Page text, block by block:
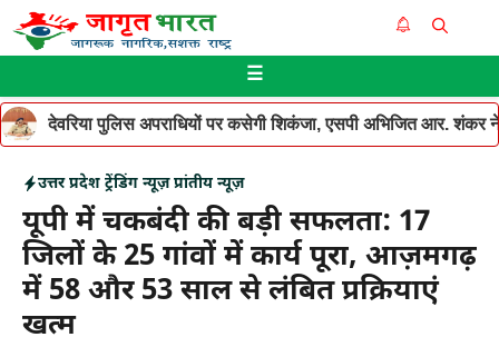
Skip
to
☰
देवरिया पुलिस अपराधियों पर कसेगी शिकंजा, एसपी अभिजित आर. शंकर ने
उत्तर प्रदेश ट्रेंडिंग न्यूज़ प्रांतीय न्यूज़
यूपी में चकबंदी की बड़ी सफलता: 17
जिलों के 25 गांवों में कार्य पूरा, आज़मगढ़
में 58 और 53 साल से लंबित प्रक्रियाएं
खत्म